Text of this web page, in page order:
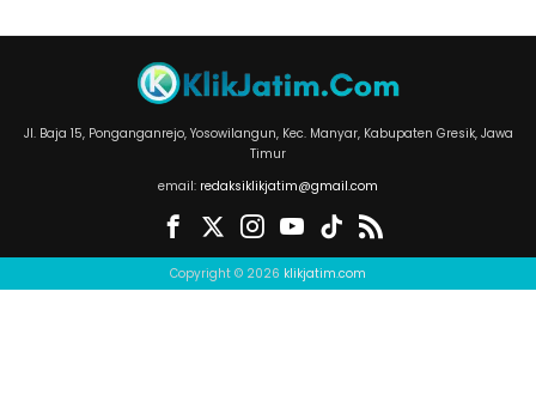
Jl. Baja 15, Ponganganrejo, Yosowilangun, Kec. Manyar, Kabupaten Gresik, Jawa
Timur
email: redaksiklikjatim@gmail.com
Copyright © 2026 klikjatim.com